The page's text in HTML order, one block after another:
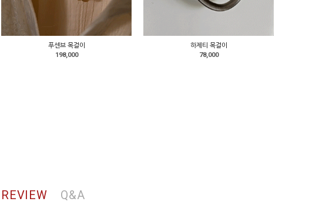
푸센브 목걸이
198,000
하제티 목걸이
78,000
REVIEW Q&A